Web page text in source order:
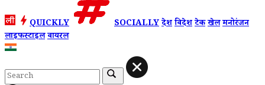
QUICKLY SOCIALLYदेशविदेशटेकखेलमनोरंजन
लाइफस्टाइलवायरल